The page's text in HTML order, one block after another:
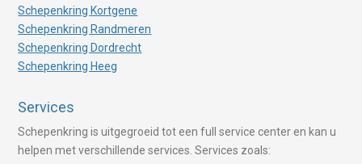
Schepenkring Kortgene
Schepenkring Randmeren
Schepenkring Dordrecht
Schepenkring Heeg
Services
Schepenkring is uitgegroeid tot een full service center en kan u
helpen met verschillende services. Services zoals: